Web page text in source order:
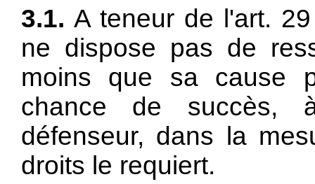
3.1. A teneur de l'art.
ne dispose pas de
moins que sa cause
chance de succès,
défenseur, dans la
droits le requiert.